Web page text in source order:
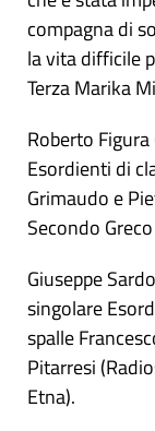
compagna di
la vita difficile
Terza Marika
Roberto
Esordienti di
Grimaudo e
Secondo
Giuseppe
singolare
spalle
Pitarresi
Etna).